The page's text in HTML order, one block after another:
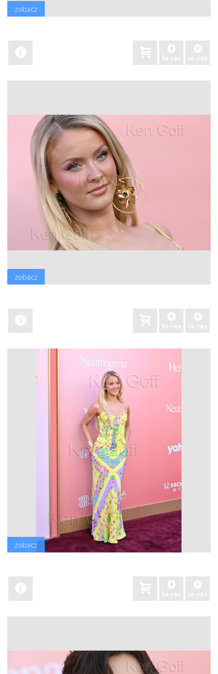
zobacz
hi-res lo-res
zobacz
hi-res lo-res
zobacz
hi-res lo-res